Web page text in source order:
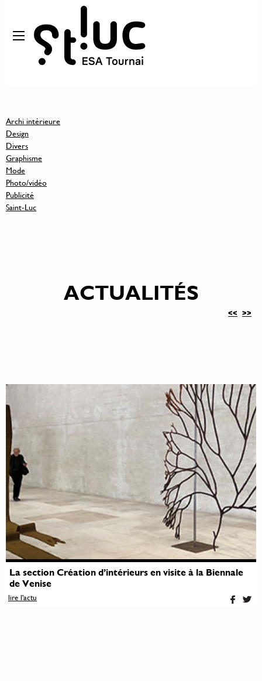
Archi intérieure
Design
Divers
Graphisme
Mode
Photo/vidéo
Publicité
Saint-Luc
ACTUALITÉS
<< >>
La section Création d’intérieurs en visite à la Biennale
de Venise
lire l'actu